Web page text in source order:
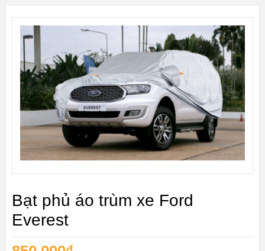
Bạt phủ áo trùm xe Ford
Everest